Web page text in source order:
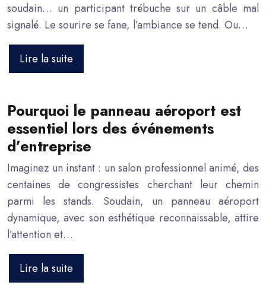
soudain… un participant trébuche sur un câble mal
signalé. Le sourire se fane, l’ambiance se tend. Ou…
Lire la suite
Pourquoi le panneau aéroport est
essentiel lors des événements
d’entreprise
Imaginez un instant : un salon professionnel animé, des
centaines de congressistes cherchant leur chemin
parmi les stands. Soudain, un panneau aéroport
dynamique, avec son esthétique reconnaissable, attire
l’attention et…
Lire la suite